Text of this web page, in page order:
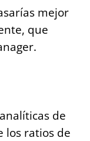
mejor
que
de
los ratios de